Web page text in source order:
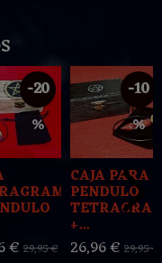
-20
%
€ 29,95 €
-10
%
CAJA PARA
PENDULO
+...
26,96 € 29,95 €